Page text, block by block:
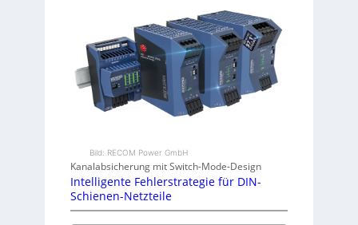
Bild: RECOM Power GmbH
Kanalabsicherung mit Switch-Mode-Design
Intelligente Fehlerstrategie für DIN-
Schienen-Netzteile